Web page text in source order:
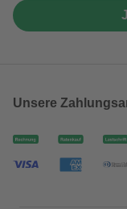
Unsere